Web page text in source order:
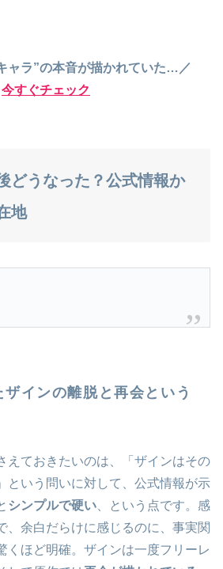
ャラ”の本音が描かれていた…／
今すぐチェック
どうなった？公式情報か
地
ザインの離脱と再会という
えておきたいのは、「ザインはその
という問いに対して、公式情報が示
シンプルで硬い 、という点です。感
、余白だらけに感じるのに、事実関
くほど明確。ザインは一度フリーレ